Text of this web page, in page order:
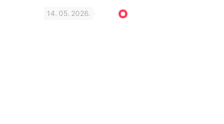
14. 05. 2026.